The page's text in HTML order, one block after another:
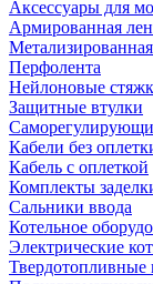
Аксессуары для
Армированная
Перфолента
Нейлоновые
Защитные втулки
Кабели без
Кабель с оплеткой
Комплекты
Сальники ввода
Котельное
Электрические
Твердотопливные